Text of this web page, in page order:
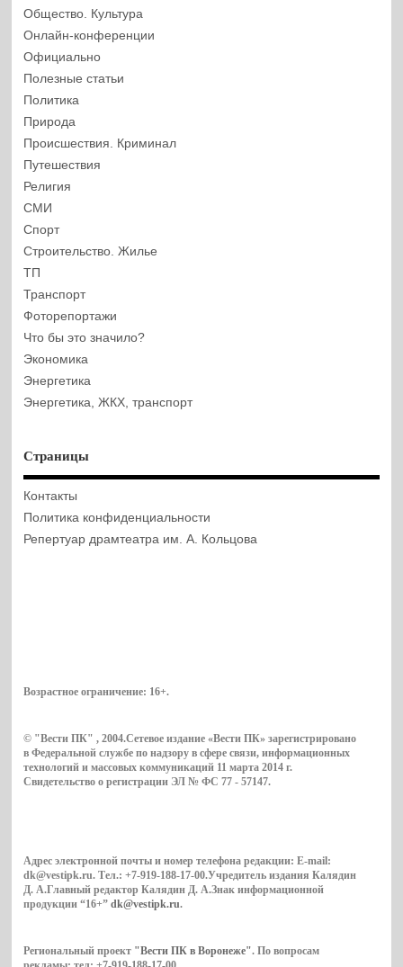
Общество. Культура
Онлайн-конференции
Официально
Полезные статьи
Политика
Природа
Происшествия. Криминал
Путешествия
Религия
СМИ
Спорт
Строительство. Жилье
ТП
Транспорт
Фоторепортажи
Что бы это значило?
Экономика
Энергетика
Энергетика, ЖКХ, транспорт
Страницы
Контакты
Политика конфиденциальности
Репертуар драмтеатра им. А. Кольцова
Возрастное ограничение: 16+.
© "Вести ПК" , 2004.Сетевое издание «Вести ПК» зарегистрировано
в Федеральной службе по надзору в сфере связи, информационных
технологий и массовых коммуникаций 11 марта 2014 г.
Свидетельство о регистрации ЭЛ № ФС 77 - 57147.
Адрес электронной почты и номер телефона редакции: E-mail:
dk@vestipk.ru. Тел.: +7-919-188-17-00.Учредитель издания Калядин
Д. А.Главный редактор Калядин Д. А.Знак информационной
продукции “16+”dk@vestipk.ru.
Региональный проект "Вести ПК в Воронеже". По вопросам